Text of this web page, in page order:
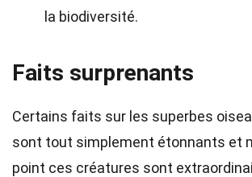
la biodiversité.
Faits surprenants
Certains faits sur les superbes
sont tout simplement étonnants et
point ces créatures sont